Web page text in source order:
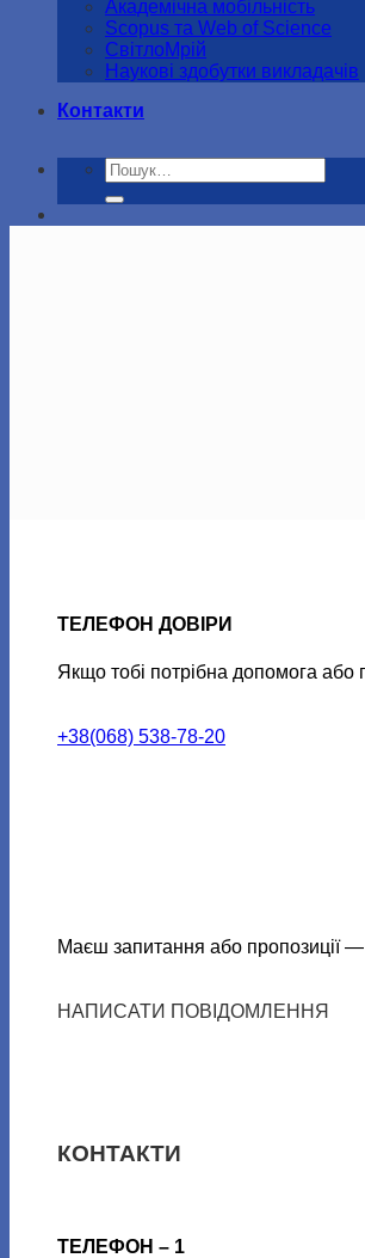
Академічна мобільність
Scopus та Web of Science
СвітлоМрій
Наукові здобутки викладачів
Контакти
Шукати:
ТЕЛЕФОН ДОВІРИ
Якщо тобі потрібна допомога або
+38(068) 538-78-20
Маєш запитання або пропозиції
НАПИСАТИ ПОВІДОМЛЕННЯ
КОНТАКТИ
ТЕЛЕФОН – 1